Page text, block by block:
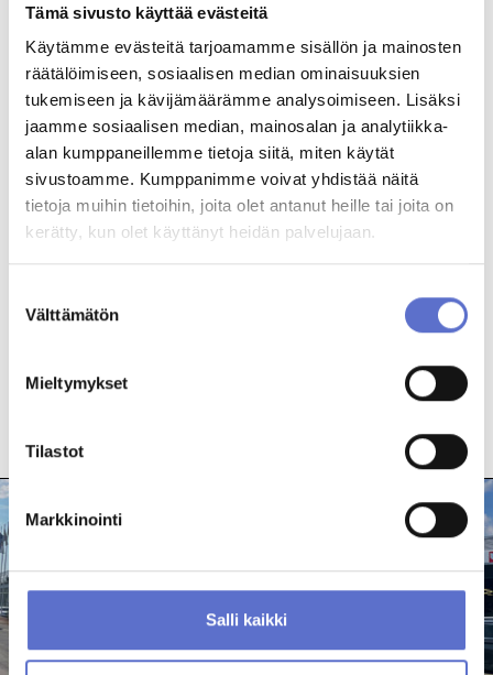
Tämä sivusto käyttää evästeitä
Käytämme evästeitä tarjoamamme sisällön ja mainosten
räätälöimiseen, sosiaalisen median ominaisuuksien
tukemiseen ja kävijämäärämme analysoimiseen. Lisäksi
jaamme sosiaalisen median, mainosalan ja analytiikka-
alan kumppaneillemme tietoja siitä, miten käytät
sivustoamme. Kumppanimme voivat yhdistää näitä
tietoja muihin tietoihin, joita olet antanut heille tai joita on
kerätty, kun olet käyttänyt heidän palvelujaan.
valinta
Välttämätön
Mieltymykset
Tilastot
Markkinointi
Salli kaikki
su suljettu
Huoltopalvelut
ma-pe 7.30-17
la-su suljettu